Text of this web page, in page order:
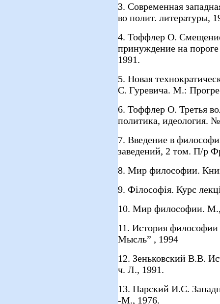
3. Современная
во полит. литературы,
4. Тоффлер О. Смещение
принуждение на
1991.
5. Новая
С. Гуревича. М.:
6. Тоффлер О. Третья
политика, идеология.
7. Введение в
заведений, 2 том. П/р
8. Мир философии.
9. Фiлософiя. Курс
10. Мир философии.
11. История
Мысль” , 1994
12. Зеньковский В.В.
ч. Л., 1991.
13. Нарский И.С.
-М., 1976.